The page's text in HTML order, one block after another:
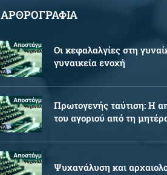
ΑΡΘΡΟΓΡΑΦΙΑ
Oι κεφαλαλγίες στη
γυναικεία ενοχή
Πρωτογενής ταύτιση: Η
του αγοριού από τη
Ψυχανάλυση και